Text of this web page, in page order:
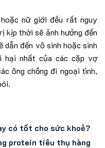
nữ giới đều rất nguy
kịp thời sẽ ảnh hưởng đến
dẫn đến vô sinh hoặc sinh
hại nhất của các cặp vợ
ông chồng đi ngoại tình,
có tốt cho sức khoẻ?
protein tiêu thụ hàng